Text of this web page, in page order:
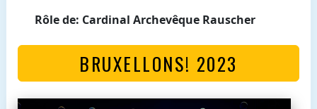
Rôle de: Cardinal Archevêque Rauscher
BRUXELLONS! 2023